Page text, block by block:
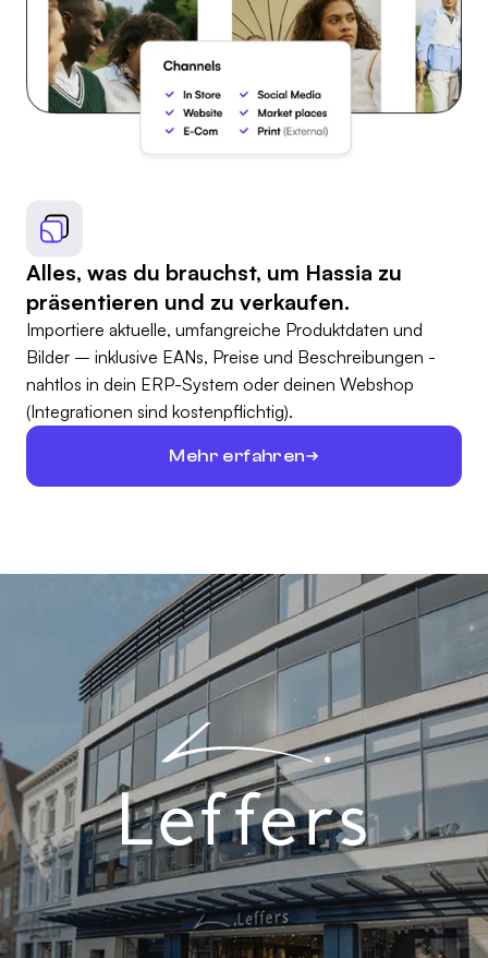
Alles, was du brauchst, um Hassia zu
präsentieren und zu verkaufen.
Importiere aktuelle, umfangreiche Produktdaten und
Bilder – inklusive EANs, Preise und Beschreibungen -
nahtlos in dein ERP-System oder deinen Webshop
(Integrationen sind kostenpflichtig).
Mehr erfahren